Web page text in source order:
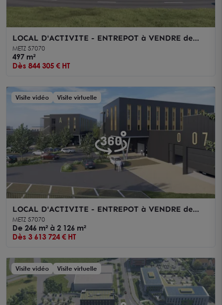
LOCAL D'ACTIVITE - ENTREPOT à VENDRE de
496.65 m²
METZ 57070
497 m²
Dès 844 305 € HT
Visite vidéo Visite virtuelle
LOCAL D'ACTIVITE - ENTREPOT à VENDRE de
2125.72 m²
METZ 57070
De 246 m² à 2 126 m²
Dès 3 613 724 € HT
Visite vidéo Visite virtuelle